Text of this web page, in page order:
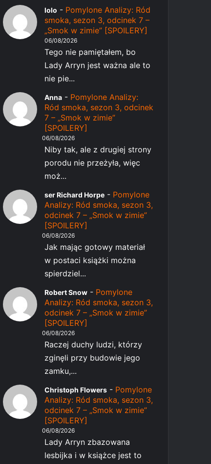
lolo - Pomylone Analizy: Ród
smoka, sezon 3, odcinek 7 –
„Smok w zimie” [SPOILERY]
06/08/2026
Tego nie pamiętałem, bo
Lady Arryn jest ważna ale to
nie pie...
Anna - Pomylone Analizy:
Ród smoka, sezon 3, odcinek
7 – „Smok w zimie”
[SPOILERY]
06/08/2026
Niby tak, ale z drugiej strony
porodu nie przeżyła, więc
moż...
ser Richard Horpe - Pomylone
Analizy: Ród smoka, sezon 3,
odcinek 7 – „Smok w zimie”
[SPOILERY]
06/08/2026
Jak mając gotowy materiał
w postaci książki można
spierdziel...
Robert Snow - Pomylone
Analizy: Ród smoka, sezon 3,
odcinek 7 – „Smok w zimie”
[SPOILERY]
06/08/2026
Raczej duchy ludzi, którzy
zginęli przy budowie jego
zamku,...
Christoph Flowers - Pomylone
Analizy: Ród smoka, sezon 3,
odcinek 7 – „Smok w zimie”
[SPOILERY]
06/08/2026
Lady Arryn zbazowana
lesbijka i w książce jest to